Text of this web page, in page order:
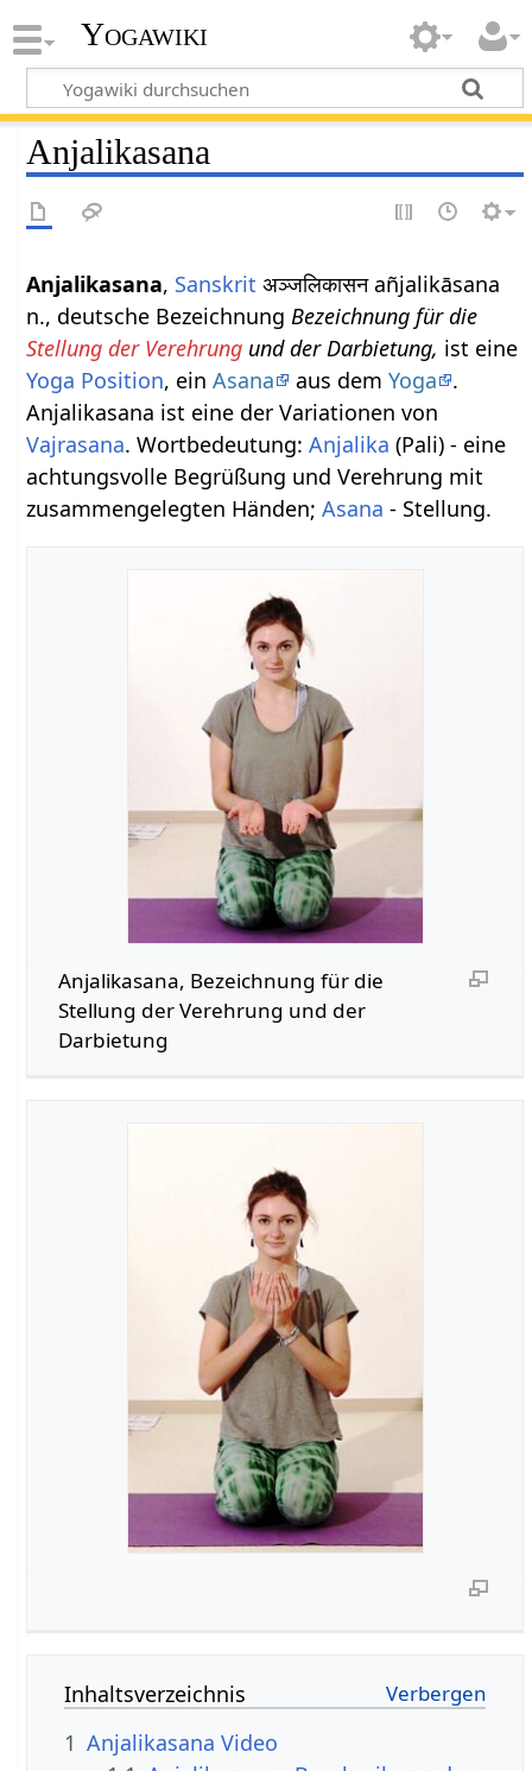
Yogawiki
Anjalikasana
Anjalikasana, Sanskrit अञ्जलिकासन añjalikāsana
n., deutsche BezeichnungBezeichnung für die
Stellung der Verehrung und der Darbietung, ist eine
Yoga Position, einAsana aus demYoga
.
Anjalikasana ist eine der Variationen von
Vajrasana. Wortbedeutung:Anjalika (Pali) - eine
achtungsvolle Begrüßung und Verehrung mit
zusammengelegten Händen;Asana - Stellung.
Anjalikasana, Bezeichnung für die
Stellung der Verehrung und der
Darbietung
Inhaltsverzeichnis
1 Anjalikasana Video